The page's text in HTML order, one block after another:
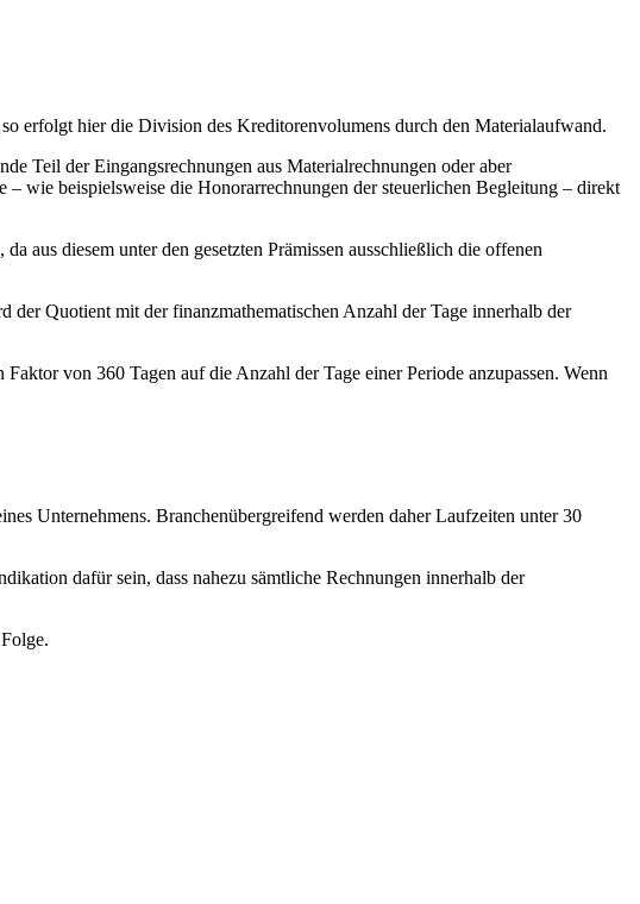
erfolgt hier die Division des Kreditorenvolumens durch den Materialaufwand.
Teil der Eingangsrechnungen aus Materialrechnungen oder aber
wie beispielsweise die Honorarrechnungen der steuerlichen Begleitung – direkt
aus diesem unter den gesetzten Prämissen ausschließlich die offenen
der Quotient mit der finanzmathematischen Anzahl der Tage innerhalb der
von 360 Tagen auf die Anzahl der Tage einer Periode anzupassen. Wenn
Unternehmens. Branchenübergreifend werden daher Laufzeiten unter 30
dafür sein, dass nahezu sämtliche Rechnungen innerhalb der